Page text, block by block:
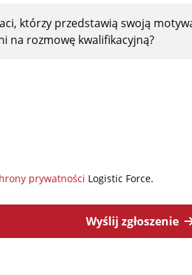
którzy przedstawią swoją
na rozmowę kwalifikacyjną?
prywatności Logistic Force.
Wyślij zgłoszenie